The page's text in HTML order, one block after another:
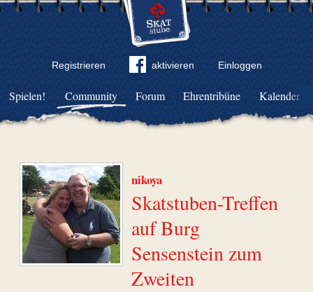
Registrieren aktivieren Einloggen
Community Forum Ehrentribüne Kalender
Spielen!
nikoya
Skatstuben-Treffen
auf Burg
Sensenstein zum
Zweiten